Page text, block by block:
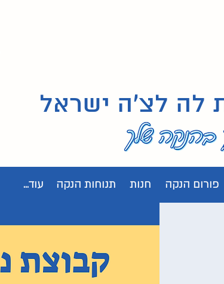
לה לצ'ה ישראל
פורום הנקה חנות תנוחות הנקה עוד...